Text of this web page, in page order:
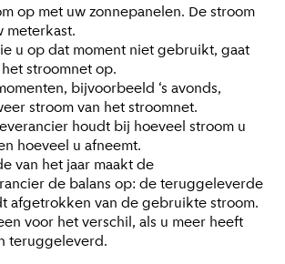
op met uw zonnepanelen. De stroom
meterkast.
u op dat moment niet gebruikt, gaat
stroomnet op.
bijvoorbeeld ‘s avonds,
stroom van het stroomnet.
houdt bij hoeveel stroom u
hoeveel u afneemt.
van het jaar maakt de
de balans op: de teruggeleverde
afgetrokken van de gebruikte stroom.
voor het verschil, als u meer heeft
teruggeleverd.